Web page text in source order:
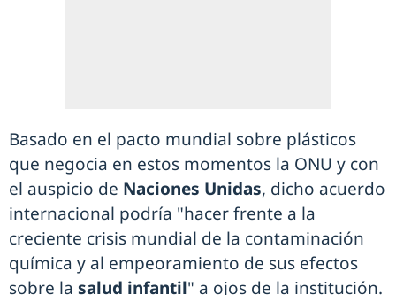
Basado en el pacto mundial sobre plásticos
que negocia en estos momentos la ONU y con
el auspicio de Naciones Unidas, dicho acuerdo
internacional podría "hacer frente a la
creciente crisis mundial de la contaminación
química y al empeoramiento de sus efectos
sobre la salud infantil" a ojos de la institución.